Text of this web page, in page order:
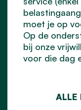
moet je op
Op de
bij onze
voor die dag
ALLE